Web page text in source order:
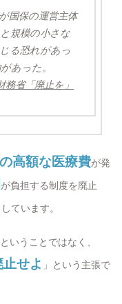
国保の運営主体
規模の小さな
る恐れがあっ
あった。
省「廃止を」
高額な医療費が発
が負担する制度を廃止
ています。
ということではなく、
せよ 」という主張で